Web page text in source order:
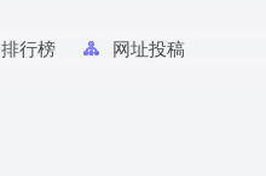
排行榜 网址投稿